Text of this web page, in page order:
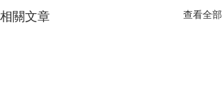
相關文章 查看全部